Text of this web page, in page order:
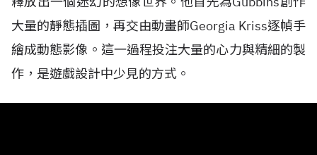
大量的靜態插圖，再交由動畫師Georgia Kriss逐幀手
繪成動態影像。這一過程投注大量的心力與精細的製
作，是遊戲設計中少見的方式。